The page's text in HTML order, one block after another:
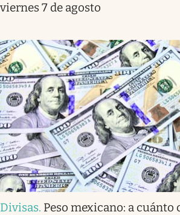
viernes 7 de agosto
Divisas. Peso mexicano: a cuánto